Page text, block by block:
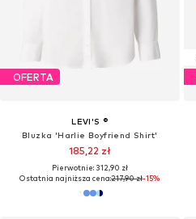
OFERTA
LEVI'S ®
Bluzka 'Harlie Boyfriend Shirt'
185,22 zł
Pierwotnie: 312,90 zł
Ostatnia najniższa cena:217,90 zł-15%